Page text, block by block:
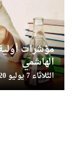
مؤشرات
الهاشمي
الثلاثاء 7 يوليو 2020 - 19:12:53